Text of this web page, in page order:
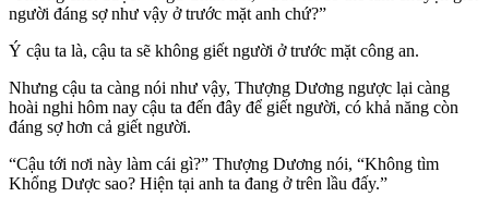
người đáng sợ như vậy ở trước mặt anh chứ?”
Ý cậu ta là, cậu ta sẽ không giết người ở trước mặt công an.
Nhưng cậu ta càng nói như vậy, Thượng Dương ngược lại càng
hoài nghi hôm nay cậu ta đến đây để giết người, có khả năng còn
đáng sợ hơn cả giết người.
“Cậu tới nơi này làm cái gì?” Thượng Dương nói, “Không tìm
Khổng Dược sao? Hiện tại anh ta đang ở trên lầu đấy.”